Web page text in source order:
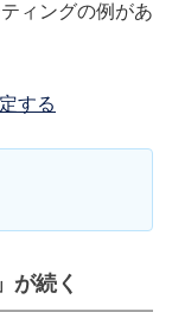
ィングの例があ
する
が続く